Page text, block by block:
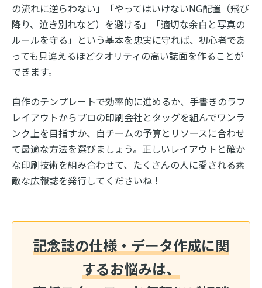
の流れに逆らわない」「やってはいけないNG配置（飛び
降り、泣き別れなど）を避ける」「適切な余白と写真の
ルールを守る」という基本を忠実に守れば、初心者であ
っても見違えるほどクオリティの高い誌面を作ることが
できます。
自作のテンプレートで効率的に進めるか、手書きのラフ
レイアウトからプロの印刷会社とタッグを組んでワンラ
ンク上を目指すか、自チームの予算とリソースに合わせ
て最適な方法を選びましょう。正しいレイアウトと確か
な印刷技術を組み合わせて、たくさんの人に愛される素
敵な広報誌を発行してくださいね！
記念誌の仕様・データ作成に関
するお悩みは、